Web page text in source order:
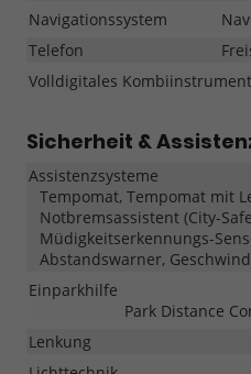
Navigationssystem
Telefon
Volldigitales
Sicherheit &
Assistenzsysteme
Tempomat, Tempomat mit
Notbremsassistent (City-
Müdigkeitserkennungs-
Abstandswarner,
Einparkhilfe
Park Distance
Lenkung